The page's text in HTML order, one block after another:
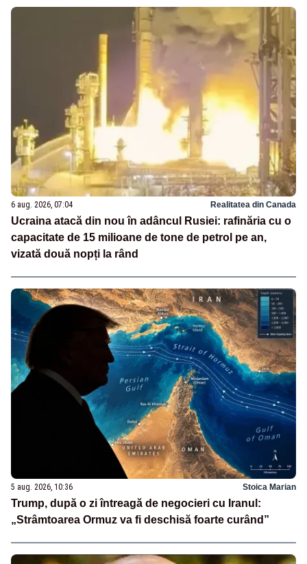
6 aug. 2026, 07:04 Realitatea din Canada
Ucraina atacă din nou în adâncul Rusiei: rafinăria cu o
capacitate de 15 milioane de tone de petrol pe an,
vizată două nopți la rând
5 aug. 2026, 10:36 Stoica Marian
Trump, după o zi întreagă de negocieri cu Iranul:
„Strâmtoarea Ormuz va fi deschisă foarte curând”